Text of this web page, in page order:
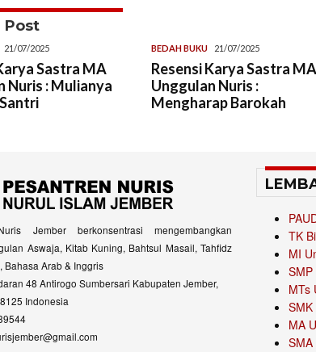
Post
21/07/2025
Sastra MA
Nuris : Mulianya
BEDAH BUKU 21/07/2025
Resensi Karya Sastra MA
Unggulan Nuris :
Mengharap Barokah
Jember berkonsentrasi mengembangkan
Aswaja, Kitab Kuning, Bahtsul Masail, Tahfidz
Bahasa Arab & Inggris
48 Antirogo Sumbersari Kabupaten Jember,
Indonesia
TK
MI
MTs
MA